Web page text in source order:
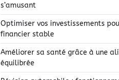
s’amusant
Optimiser vos investissements
financier stable
Améliorer sa santé grâce à une
équilibrée